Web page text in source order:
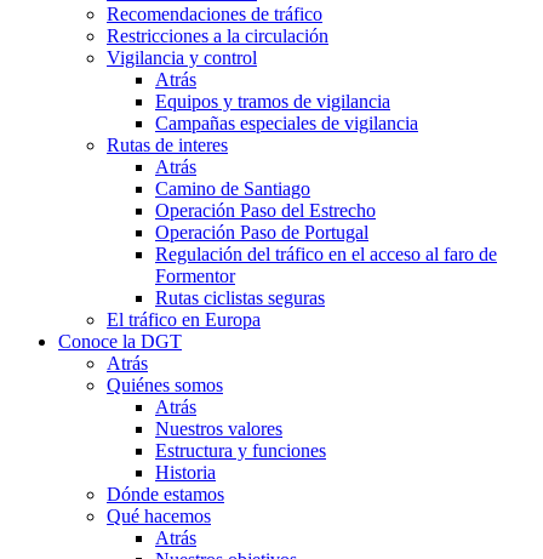
Recomendaciones de tráfico
Restricciones a la circulación
Vigilancia y control
Atrás
Equipos y tramos de vigilancia
Campañas especiales de vigilancia
Rutas de interes
Atrás
Camino de Santiago
Operación Paso del Estrecho
Operación Paso de Portugal
Regulación del tráfico en el acceso al faro de
Formentor
Rutas ciclistas seguras
El tráfico en Europa
Conoce la DGT
Atrás
Quiénes somos
Atrás
Nuestros valores
Estructura y funciones
Historia
Dónde estamos
Qué hacemos
Atrás